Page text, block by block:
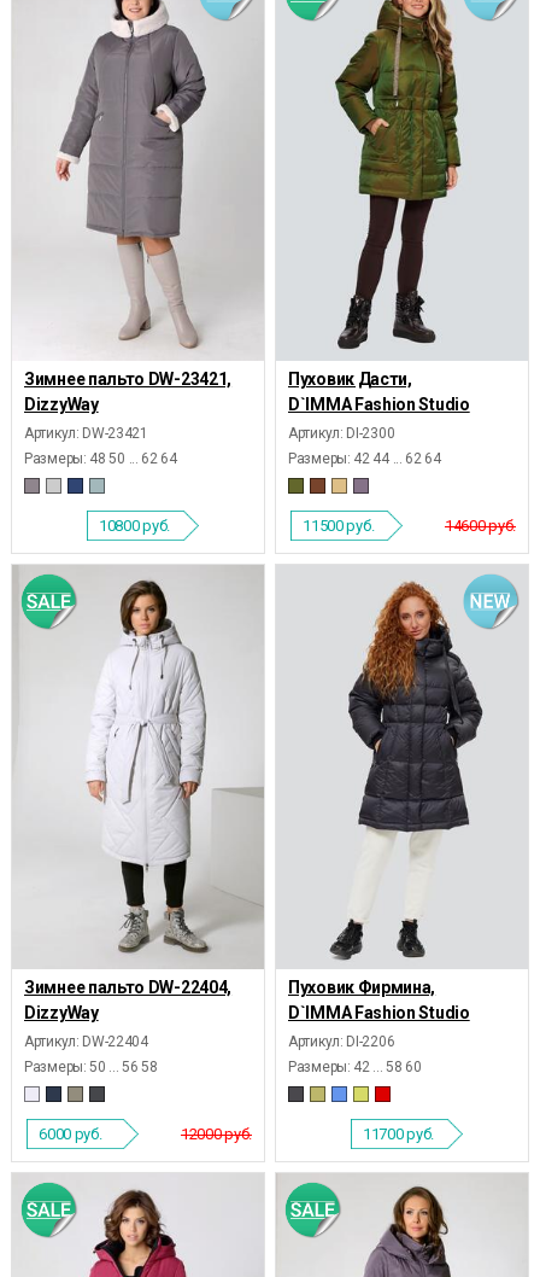
Зимнее пальто DW-23421,
DizzyWay
Артикул: DW-23421
Размеры: 48 50 ... 62 64
10800руб.
Пуховик Дасти,
D`IMMA Fashion Studio
Артикул: DI-2300
Размеры: 42 44 ... 62 64
14600 руб.
11500руб.
Зимнее пальто DW-22404,
DizzyWay
Артикул: DW-22404
Размеры: 50 ... 56 58
12000 руб.
6000 руб.
Пуховик Фирмина,
D`IMMA Fashion Studio
Артикул: DI-2206
Размеры: 42 ... 58 60
11700руб.